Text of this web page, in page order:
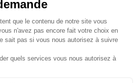
☆
référence de l’ameublement